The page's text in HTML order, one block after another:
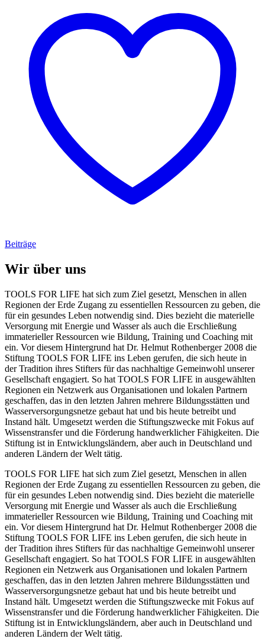
Beiträge
Wir über uns
TOOLS FOR LIFE hat sich zum Ziel gesetzt, Menschen in allen
Regionen der Erde Zugang zu essentiellen Ressourcen zu geben, die
für ein gesundes Leben notwendig sind. Dies bezieht die materielle
Versorgung mit Energie und Wasser als auch die Erschließung
immaterieller Ressourcen wie Bildung, Training und Coaching mit
ein. Vor diesem Hintergrund hat Dr. Helmut Rothenberger 2008 die
Stiftung TOOLS FOR LIFE ins Leben gerufen, die sich heute in
der Tradition ihres Stifters für das nachhaltige Gemeinwohl unserer
Gesellschaft engagiert. So hat TOOLS FOR LIFE in ausgewählten
Regionen ein Netzwerk aus Organisationen und lokalen Partnern
geschaffen, das in den letzten Jahren mehrere Bildungsstätten und
Wasserversorgungsnetze gebaut hat und bis heute betreibt und
Instand hält. Umgesetzt werden die Stiftungszwecke mit Fokus auf
Wissenstransfer und die Förderung handwerklicher Fähigkeiten. Die
Stiftung ist in Entwicklungsländern, aber auch in Deutschland und
anderen Ländern der Welt tätig.
TOOLS FOR LIFE hat sich zum Ziel gesetzt, Menschen in allen
Regionen der Erde Zugang zu essentiellen Ressourcen zu geben, die
für ein gesundes Leben notwendig sind. Dies bezieht die materielle
Versorgung mit Energie und Wasser als auch die Erschließung
immaterieller Ressourcen wie Bildung, Training und Coaching mit
ein. Vor diesem Hintergrund hat Dr. Helmut Rothenberger 2008 die
Stiftung TOOLS FOR LIFE ins Leben gerufen, die sich heute in
der Tradition ihres Stifters für das nachhaltige Gemeinwohl unserer
Gesellschaft engagiert. So hat TOOLS FOR LIFE in ausgewählten
Regionen ein Netzwerk aus Organisationen und lokalen Partnern
geschaffen, das in den letzten Jahren mehrere Bildungsstätten und
Wasserversorgungsnetze gebaut hat und bis heute betreibt und
Instand hält. Umgesetzt werden die Stiftungszwecke mit Fokus auf
Wissenstransfer und die Förderung handwerklicher Fähigkeiten. Die
Stiftung ist in Entwicklungsländern, aber auch in Deutschland und
anderen Ländern der Welt tätig.